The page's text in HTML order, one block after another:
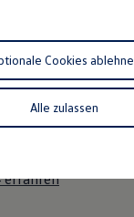
und
und Reifen
und Unfallhilfe
Service
Teile
und
SUV, nachhaltig
erfahren
Alle zulassen
Cookies